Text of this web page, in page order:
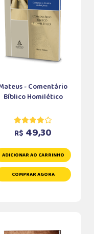
- Comentário
Bíblico Homilético
R$ 49,30
ADICIONAR AO CARRINHO
COMPRAR AGORA